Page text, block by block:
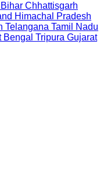
Bihar Chhattisgarh
Himachal Pradesh
Telangana Tamil Nadu
Bengal Tripura Gujarat